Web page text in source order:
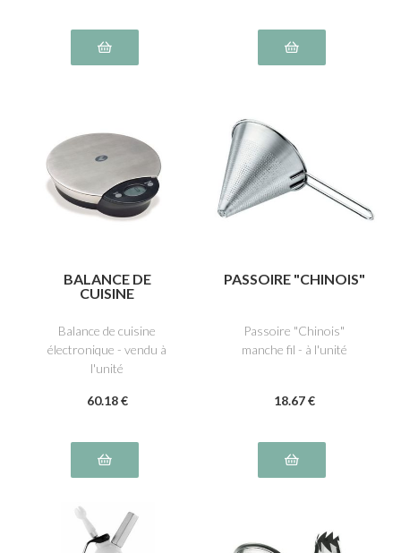
BALANCE DE
CUISINE
Balance de cuisine
électronique - vendu à
l'unité
60.18 €
PASSOIRE "CHINOIS"
Passoire "Chinois"
manche fil - à l'unité
18.67 €